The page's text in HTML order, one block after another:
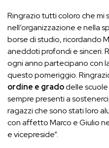
Ringrazio tutti coloro che mi
nell’organizzazione e nella
borse di studio, ricordando
aneddoti profondi e sinceri.
ogni anno partecipano con
questo pomeriggio.
ordine e gradodelle
sempre presenti a
ragazzi che sono stati loro
con affetto Marco e Giulio
e vicepreside”.